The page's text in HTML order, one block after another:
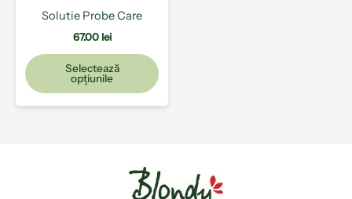
Solutie Probe Care
67.00 lei
Selectează
opțiunile